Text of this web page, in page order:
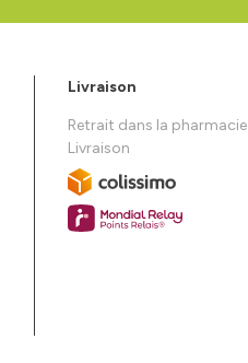
Livraison
Retrait dans la pharmacie
Livraison